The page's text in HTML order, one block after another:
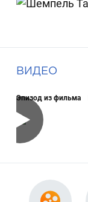
ВИДЕО
Эпизод из фильма